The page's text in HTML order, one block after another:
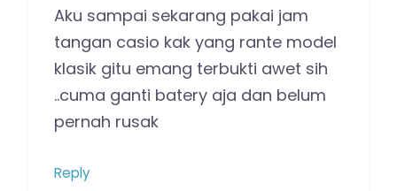
Aku sampai sekarang pakai jam
tangan casio kak yang rante model
klasik gitu emang terbukti awet sih
..cuma ganti batery aja dan belum
pernah rusak
Reply